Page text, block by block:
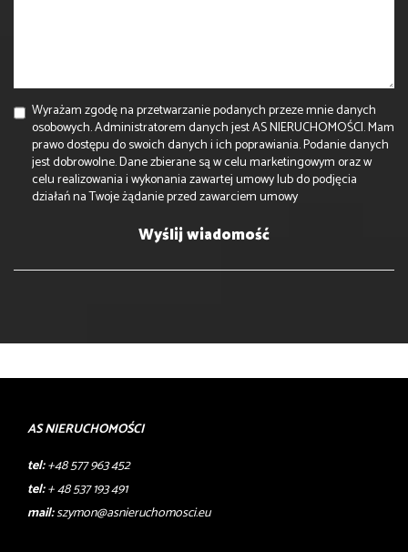
Wyrażam zgodę na przetwarzanie podanych przeze mnie danych
osobowych. Administratorem danych jest AS NIERUCHOMOŚCI. Mam
prawo dostępu do swoich danych i ich poprawiania. Podanie danych
jest dobrowolne. Dane zbierane są w celu marketingowym oraz w
celu realizowania i wykonania zawartej umowy lub do podjęcia
działań na Twoje żądanie przed zawarciem umowy
AS NIERUCHOMOŚCI
tel:+48 577 963 452
tel:+ 48 537 193 491
mail:szymon@asnieruchomosci.eu